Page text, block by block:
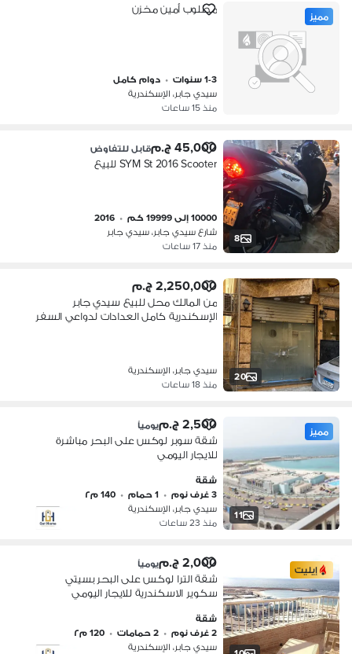
مميز مطلوب أمين مخزن
1-3 سنوات • دوام كامل
سيدي جابر، الإسكندرية
منذ 15 ساعات
8
45,000 ج.م قابل للتفاوض
SYM St 2016 Scooter للبيع
10000 إلى 19999 كم •
2016
شارع سيدي جابر، سيدي جابر
منذ 17 ساعات
20
2,250,000 ج.م
من المالك محل للبيع سيدي جابر
الإسكندرية كامل العدادات لدواعي السفر
سيدي جابر، الإسكندرية
منذ 18 ساعات
11
مميز 2,500 ج.م يومياً
شقة سوبر لوكس على البحر مباشرة
للايجار اليومي
شقة
3 غرف نوم
• 1 حمام • 140 م٢
سيدي جابر، الإسكندرية
منذ 23 ساعات
إيليت 2,000 ج.م يومياً
شقة الترا لوكس على البحر بسيتي
سكوير الاسكندرية للايجار اليومي
شقة
2 غرف نوم
• 2 حمامات • 120 م٢
سيدي جابر، الإسكندرية